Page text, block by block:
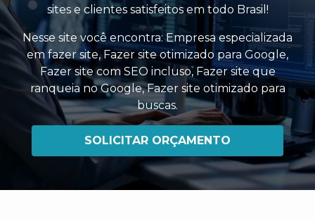
sites e clientes satisfeitos em todo Brasil!
Nesse site você encontra:Empresa especializada
em fazer site,Fazer site otimizado para Google,
Fazer site com SEO incluso, Fazer site que
ranqueia no Google,Fazer site otimizado para
buscas.
SOLICITAR ORÇAMENTO